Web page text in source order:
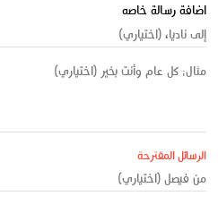
اضافة رسالة خاصه
الرسائل المقترحة